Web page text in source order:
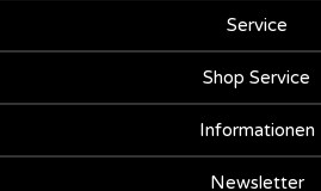
Service
Shop Service
Informationen
Newsletter